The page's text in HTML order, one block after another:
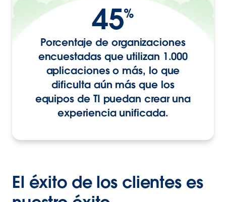
45%
Porcentaje de organizaciones
encuestadas que utilizan 1.000
aplicaciones o más, lo que
dificulta aún más que los
equipos de TI puedan crear una
experiencia unificada.
El éxito de los clientes es